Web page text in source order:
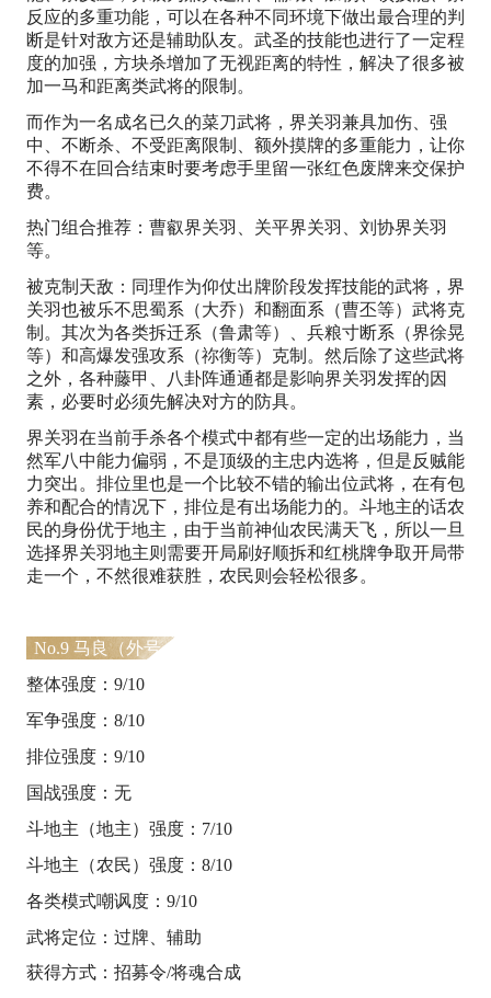
反应的多重功能，可以在各种不同环境下做出最合理的判
断是针对敌方还是辅助队友。武圣的技能也进行了一定程
度的加强，方块杀增加了无视距离的特性，解决了很多被
加一马和距离类武将的限制。
而作为一名成名已久的菜刀武将，界关羽兼具加伤、强
中、不断杀、不受距离限制、额外摸牌的多重能力，让你
不得不在回合结束时要考虑手里留一张红色废牌来交保护
费。
热门组合推荐：曹叡界关羽、关平界关羽、刘协界关羽
等。
被克制天敌：同理作为仰仗出牌阶段发挥技能的武将，界
关羽也被乐不思蜀系（大乔）和翻面系（曹丕等）武将克
制。其次为各类拆迁系（鲁肃等）、兵粮寸断系（界徐晃
等）和高爆发强攻系（祢衡等）克制。然后除了这些武将
之外，各种藤甲、八卦阵通通都是影响界关羽发挥的因
素，必要时必须先解决对方的防具。
界关羽在当前手杀各个模式中都有些一定的出场能力，当
然军八中能力偏弱，不是顶级的主忠内选将，但是反贼能
力突出。排位里也是一个比较不错的输出位武将，在有包
养和配合的情况下，排位是有出场能力的。斗地主的话农
民的身份优于地主，由于当前神仙农民满天飞，所以一旦
选择界关羽地主则需要开局刷好顺拆和红桃牌争取开局带
走一个，不然很难获胜，农民则会轻松很多。
No.9 马良（外号：马神）
整体强度：9/10
军争强度：8/10
排位强度：9/10
国战强度：无
斗地主（地主）强度：7/10
斗地主（农民）强度：8/10
各类模式嘲讽度：9/10
武将定位：过牌、辅助
获得方式：招募令/将魂合成